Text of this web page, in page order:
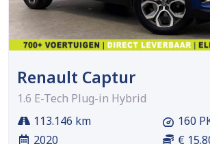
Renault Captur
1.6 E-Tech Plug-in Hybrid
113.146 km
2020
160
€